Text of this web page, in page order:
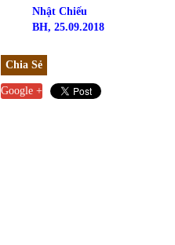
Nhật Chiếu
BH, 25.09.2018
Chia Sẻ
Google +